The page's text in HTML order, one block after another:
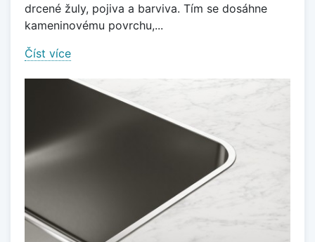
drcené žuly, pojiva a barviva. Tím se dosáhne
kameninovému povrchu,...
Číst více